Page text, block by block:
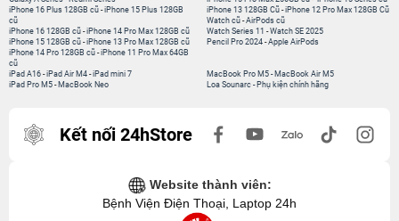
iPhone 16 Plus 128GB cũ -iPhone 15 Plus 128GB
cũ
iPhone 16 128GB cũ -iPhone 14 Pro Max 128GB cũ
iPhone 15 128GB cũ -iPhone 13 Pro Max 128GB cũ
iPhone 14 Pro 128GB cũ -iPhone 11 Pro Max 64GB
cũ
iPhone 13 128GB Cũ-iPhone 12 Pro Max 128GB Cũ
Watch cũ-AirPods cũ
Watch Series 11 -Watch SE 2025
Pencil Pro 2024-Apple AirPods
iPad A16 -iPad Air M4 -iPad mini 7
iPad Pro M5 - MacBook Neo
MacBook Pro M5- MacBook Air M5
Loa Sounarc- Phụ kiện chính hãng
Kết nối 24hStore
Website thành viên:
Bệnh Viện Điện Thoại, Laptop 24h